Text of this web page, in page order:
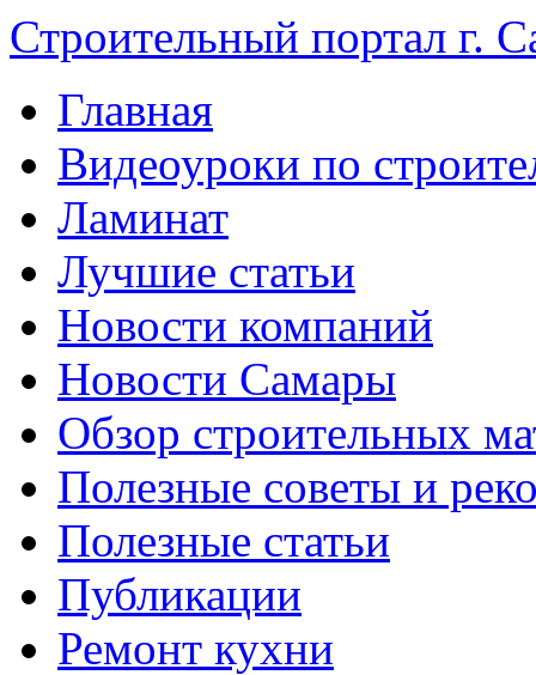
Строительный портал г.
Главная
Видеоуроки по
Ламинат
Лучшие статьи
Новости компаний
Новости Самары
Обзор строительных
Полезные советы и
Полезные статьи
Публикации
Ремонт кухни